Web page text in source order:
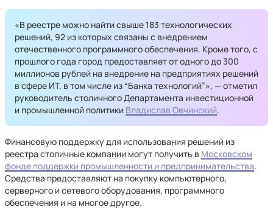
«В реестре можно найти свыше 183 технологических
решений, 92 из которых связаны с внедрением
отечественного программного обеспечения. Кроме того, с
прошлого года город предоставляет от одного до 300
миллионов рублей на внедрение на предприятиях решений
в сфере ИТ, в том числе из “Банка технологий”», — отметил
руководитель столичного Департамента инвестиционной
и промышленной политики Владислав Овчинский.
Финансовую поддержку для использования решений из
реестра столичные компании могут получить в Московском
фонде поддержки промышленности и предпринимательства.
Средства предоставляют на покупку компьютерного,
серверного и сетевого оборудования, программного
обеспечения и на многое другое.